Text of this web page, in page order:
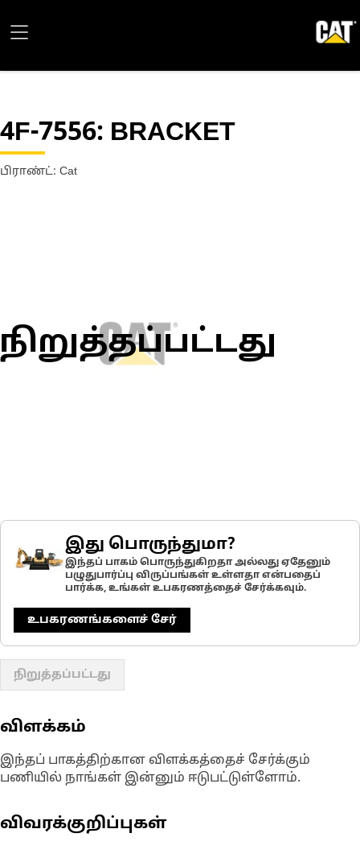
4F-7556: BRACKET
பிராண்ட்: Cat
நிறுத்தப்பட்டது
இது பொருந்துமா?
இந்தப் பாகம் பொருந்துகிறதா அல்லது ஏதேனும்
பழுதுபார்ப்பு விருப்பங்கள் உள்ளதா என்பதைப்
பார்க்க, உங்கள் உபகரணத்தைச் சேர்க்கவும்.
உபகரணங்களைச் சேர்
நிறுத்தப்பட்டது
விளக்கம்
இந்தப் பாகத்திற்கான விளக்கத்தைச் சேர்க்கும்
பணியில் நாங்கள் இன்னும் ஈடுபட்டுள்ளோம்.
விவரக்குறிப்புகள்